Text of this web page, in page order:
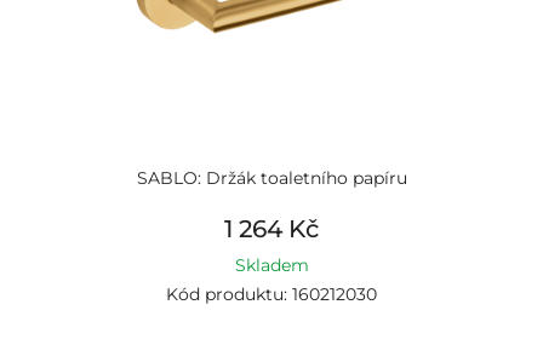
SABLO: Držák toaletního papíru
1 264 Kč
Skladem
Kód produktu: 160212030